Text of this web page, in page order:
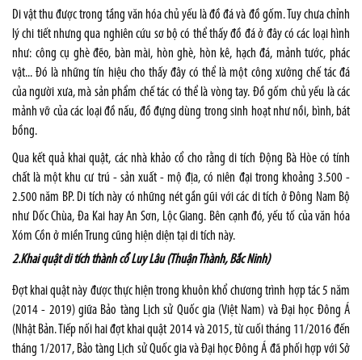
Di vật thu được trong tầng văn hóa chủ yếu là đồ đá và đồ gốm. Tuy chưa chỉnh
lý chi tiết nhưng qua nghiên cứu sơ bộ có thể thấy đồ đá ở đây có các loại hình
như: công cụ ghè đẽo, bàn mài, hòn ghè, hòn kê, hạch đá, mảnh tước, phác
vật... Đó là những tín hiệu cho thấy đây có thể là một công xưởng chế tác đá
của người xưa, mà sản phẩm chế tác có thể là vòng tay. Đồ gốm chủ yếu là các
mảnh vỡ của các loại đồ nấu, đồ đựng dùng trong sinh hoạt như nồi, bình, bát
bồng.
Qua kết quả khai quật, các nhà khảo cổ cho rằng di tích Động Bà Hòe có tính
chất là một khu cư trú - sản xuất - mộ địa, có niên đại trong khoảng 3.500 -
2.500 năm BP. Di tích này có những nét gần gũi với các di tích ở Đông Nam Bộ
như Dốc Chùa, Đa Kai hay An Sơn, Lộc Giang. Bên cạnh đó, yếu tố của văn hóa
Xóm Cồn ở miền Trung cũng hiện diện tại di tích này.
2.Khai quật di tích thành cổ Luy Lâu (Thuận Thành, Bắc Ninh)
Đợt khai quật này được thực hiện trong khuôn khổ chương trình hợp tác 5 năm
(2014 - 2019) giữa Bảo tàng Lịch sử Quốc gia (Việt Nam) và Đại học Đông Á
(Nhật Bản. Tiếp nối hai đợt khai quật 2014 và 2015, từ cuối tháng 11/2016 đến
tháng 1/2017, Bảo tàng Lịch sử Quốc gia và Đại học Đông Á đã phối hợp với Sở